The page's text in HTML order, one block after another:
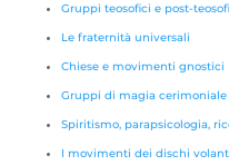
Gruppi teosofici e post-
Le fraternità universali
Chiese e movimenti gnostici
Gruppi di magia cerimoniale
Spiritismo, parapsicologia,
I movimenti dei dischi